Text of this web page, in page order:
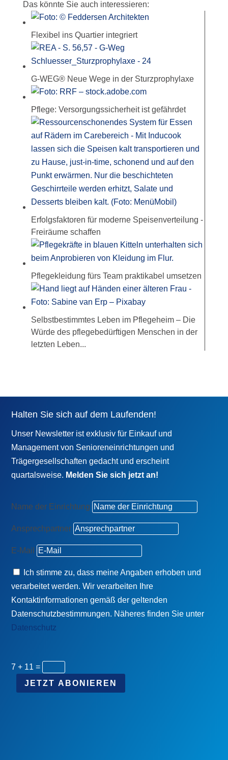
Das könnte Sie auch interessieren:
Flexibel ins Quartier integriert
G-WEG® Neue Wege in der Sturzprophylaxe
Pflege: Versorgungssicherheit ist gefährdet
Erfolgsfaktoren für moderne Speisenverteilung -
Freiräume schaffen
Pflegekleidung fürs Team praktikabel umsetzen
Selbstbestimmtes Leben im Pflegeheim – Die
Würde des pflegebedürftigen Menschen in der
letzten Leben...
Halten Sie sich auf dem Laufenden!
Unser Newsletter ist exklusiv für Einkauf und
Management von Senioreneinrichtungen und
Trägergesellschaften gedacht und erscheint
quartalsweise. Melden Sie sich jetzt an!
Name der Einrichtung
Ansprechpartner
E-Mail
Ich stimme zu, dass meine Angaben erhoben und
verarbeitet werden. Wir verarbeiten Ihre
Kontaktinformationen gemäß der geltenden
Datenschutzbestimmungen. Näheres finden Sie unter
Datenschutz
7 + 11 =
JETZT ABONIEREN